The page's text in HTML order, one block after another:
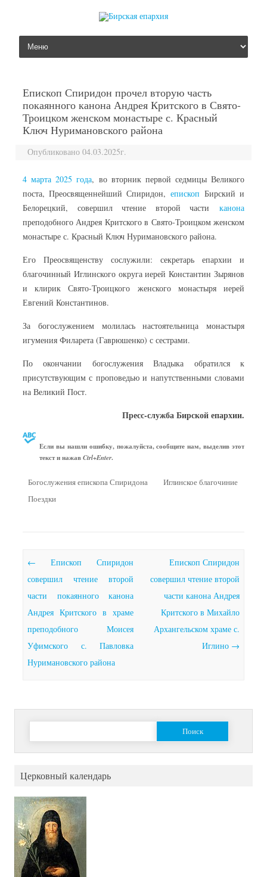
перейти к содержанию
Епископ Спиридон прочел вторую часть
покаянного канона Андрея Критского в Свято-
Троицком женском монастыре с. Красный
Ключ Нуримановского района
Опубликовано 04.03.2025г.
4 марта 2025 года, во вторник первой седмицы Великого
поста, Преосвященнейший Спиридон, епископ Бирский и
Белорецкий, совершил чтение второй части канона
преподобного Андрея Критского в Свято-Троицком женском
монастыре с. Красный Ключ Нуримановского района.
Его Преосвященству сослужили: секретарь епархии и
благочинный Иглинского округа иерей Константин Зырянов
и клирик Свято-Троицкого женского монастыря иерей
Евгений Константинов.
За богослужением молилась настоятельница монастыря
игумения Филарета (Гаврюшенко) с сестрами.
По окончании богослужения Владыка обратился к
присутствующим с проповедью и напутственными словами
на Великий Пост.
Пресс-служба Бирской епархии.
Если вы нашли ошибку, пожалуйста, сообщите нам, выделив этот
текст и нажавCtrl+Enter.
Богослужения епископа Спиридона
Иглинское благочиние
Поездки
Почтовая навигация
← Епископ Спиридон
совершил чтение второй
части покаянного канона
Андрея Критского в храме
преподобного Моисея
Уфимского с. Павловка
Нуримановского района
Епископ Спиридон
совершил чтение второй
части канона Андрея
Критского в Михайло
Архангельском храме с.
Иглино →
Найти:
Церковный календарь